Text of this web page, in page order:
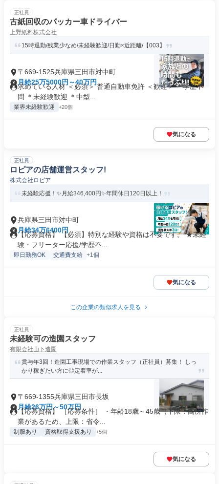
正社員
古紙回収のパッカー車ドライバー
上野紙料株式会社
15時退勤/残業少なめ/未経験歓迎/日勤×近距離/【003】
〒669-1525兵庫県三田市対中町
月給25万5000円～40万円
求めている人材 ＜必須＞ 普通自動車免許 ＜歓迎＞ ＊学歴不
問 ＊未経験歓迎 ＊中型...
業界未経験歓迎 +20個
気になる
正社員
ロピアの店舗運営スタッフ!
株式会社ロピア
未経験応援！✨月給346,400円✨年間休日120日以上！
兵庫県三田市対中町
月給34万6400円
【応募資格】 【必須】特別な経験や資格は不要です。 ★未経
験・フリーター応援/学歴不...
即日勤務OK 交通費支給 +1個
気になる
この企業の類似求人を見る
正社員
未経験可の造園スタッフ
有限会社山下造園
賞与年3回！造園工事現場での作業スタッフ（正社員）募集！ しっ
かり稼ぎたい方に◎定着率が...
〒669-1355兵庫県三田市長坂
月給26万円～50万円
【応募資格】 ［応募条件］ ・年齢18歳～45歳（下限：高所作
業があるため、上限：省令...
制服あり 資格取得支援あり +5個
気になる